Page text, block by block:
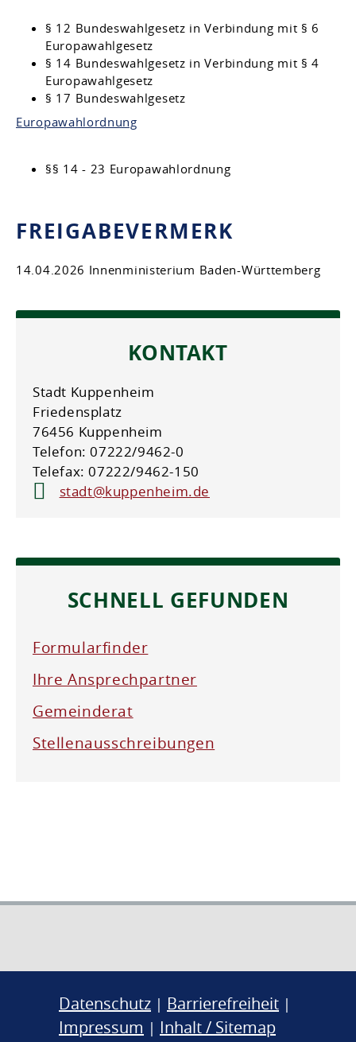
§ 12 Bundeswahlgesetz in Verbindung mit § 6
Europawahlgesetz
§ 14 Bundeswahlgesetz in Verbindung mit § 4
Europawahlgesetz
§ 17 Bundeswahlgesetz
Europawahlordnung
§§ 14 - 23 Europawahlordnung
FREIGABEVERMERK
14.04.2026 Innenministerium Baden-Württemberg
KONTAKT
Stadt Kuppenheim
Friedensplatz
76456 Kuppenheim
Telefon: 07222/9462-0
Telefax: 07222/9462-150
stadt@kuppenheim.de
SCHNELL GEFUNDEN
Formularfinder
Ihre Ansprechpartner
Gemeinderat
Stellenausschreibungen
Datenschutz | Barrierefreiheit |
Impressum | Inhalt / Sitemap